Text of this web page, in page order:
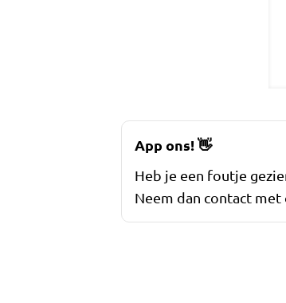
App ons!👋
Heb je een foutje
Neem dan contact met